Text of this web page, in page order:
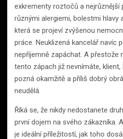
exkrementy roztočů a nejrůznější
různými alergiemi, bolestmi hlavy
která se projeví zvýšenou
práce. Neuklizená kancelář navíc
nepříjemně zapáchat. A přestože
tento zápach již nevnímáte,
pozná okamžitě a příliš dobrý
neudělá.
Říká se, že nikdy nedostanete
první dojem na svého zákazníka.
je ideální příležitostí, jak toho